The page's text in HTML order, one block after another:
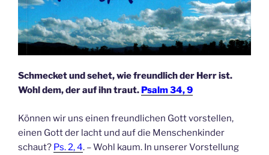
Schmecket und sehet, wie freundlich der Herr ist.
Wohl dem, der auf ihn traut. Psalm 34, 9
Können wir uns einen freundlichen Gott vorstellen,
einen Gott der lacht und auf die Menschenkinder
schaut? Ps. 2, 4. – Wohl kaum. In unserer Vorstellung